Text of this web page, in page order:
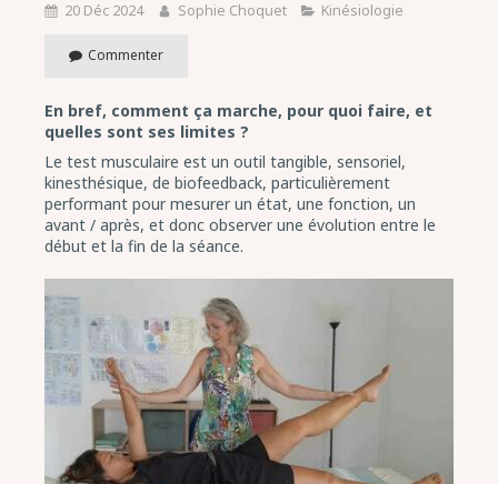
20 Déc 2024 Sophie Choquet Kinésiologie
Commenter
En bref, comment ça marche, pour quoi faire, et
quelles sont ses limites ?
Le test musculaire est un outil tangible, sensoriel,
kinesthésique, de biofeedback, particulièrement
performant pour mesurer un état, une fonction, un
avant / après, et donc observer une évolution entre le
début et la fin de la séance.